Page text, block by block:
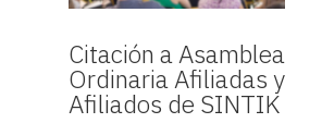
Citación a Asamblea
Ordinaria Afiliadas y
Afiliados de SINTIK